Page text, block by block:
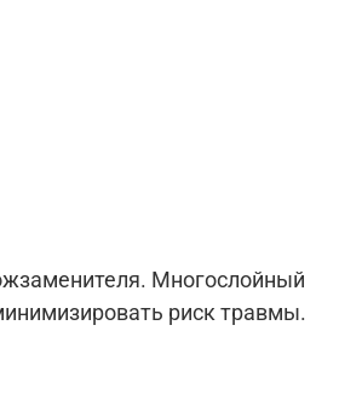
Многослойный
риск травмы.